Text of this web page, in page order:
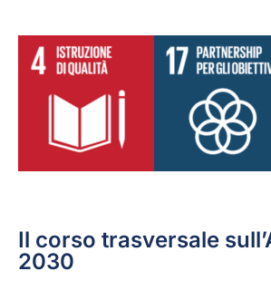
Il corso trasversale
2030